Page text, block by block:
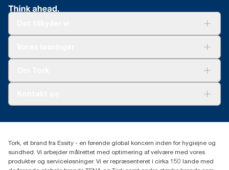
Smiley-rapport
(+45) 48 16 82 44
Professional Hygiene
Gydevang 33
DK-3450 Allerød
Tork, et brand fra Essity - en førende global koncern inden for hygiejne og
sundhed. Vi arbejder målrettet med optimering af velvære med vores
produkter og serviceløsninger. Vi er repræsenteret i cirka 150 lande med